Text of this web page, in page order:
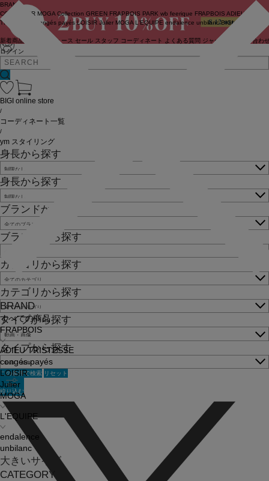
ログイン
BRAND
COUTURIER MOGA Collection GREEN FRAPBOIS PARK wb feerique FRAPBOIS ADIEU
TRISTESSE
congés payés LOISIR Julier MOGA L'EQUIPE endalence unbilanc BIGI online store
新着商品 ニュース セール スタッフ コーディネート よくある質問 ジャーナル お問い合わ
BRAND
すべての商品
FRAPBOIS
ADIEU TRISTESSE
congés payés
LOISIR
Julier
MOGA
L'EQUIPE
endalence
unbilanc
大きいサイズ
CATEGORY
BIGI online store
/
コーディネート一覧
/
ym スタイリング
身長から探す
身長から探す
ブランドから探す
ブランドから探す
カテゴリから探す
カテゴリから探す
タイプから探す
タイプから探す
この条件で検索 リセット
絞り込む